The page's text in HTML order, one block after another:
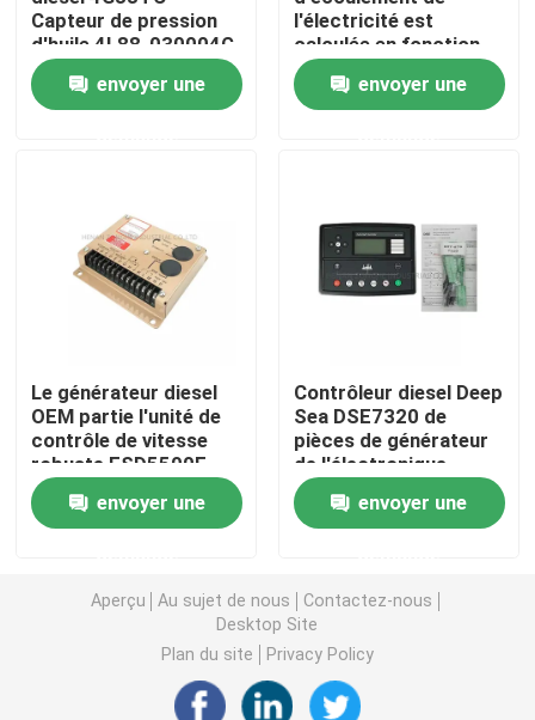
Nouvelles
Demandez une citation
CAT Spare Parts
Pièces détachées de moteur
Pièces de moteur Perkins
pièces de moteur de deutz
Pièces de rechange de compresseur d'air
Pompe d'injection de carburant diesel
Capteur de pression
d'huile 4L88-030004G
envoyer une
l'électricité est
calculée en fonction
de la fréquence
d'écoulement de
l'électricité.
envoyer une
Le générateur diesel
OEM partie l'unité de
contrôle de vitesse
robuste ESD5500E
envoyer une
Contrôleur diesel Deep
Sea DSE7320 de
pièces de générateur
de l'électronique
envoyer une
Aperçu Au sujet de nous
Contactez-nous
Desktop Site
Plan du site
Privacy Policy